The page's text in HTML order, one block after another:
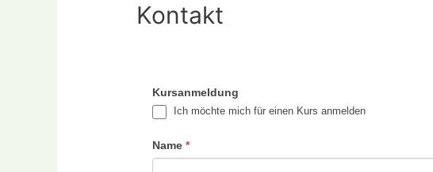
Kontakt
Kursanmeldung
Ich möchte mich für einen Kurs anmelden
Name*